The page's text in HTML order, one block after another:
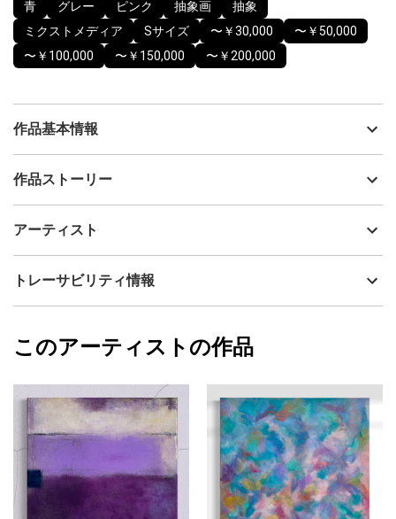
青 グレー ピンク 抽象画
抽象
ミクストメディア
Sサイズ 〜￥30,000
〜￥50,000
〜￥100,000
〜￥150,000 〜￥200,000
作品基本情報
出品者
制作年
ミクストメディア
カラー
青
ジャンル
抽象画
配送目安
二週間以内
作品ストーリー
に
アーティスト
Mamiko Okubo
フォローする
トレーサビリティ情報
Mamiko Okubo
このアーティストの作品